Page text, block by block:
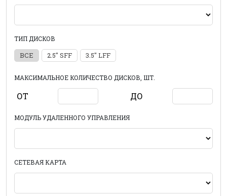
ТИП ДИСКОВ
ВСЕ 2.5" SFF 3.5" LFF
МАКСИМАЛЬНОЕ КОЛИЧЕСТВО ДИСКОВ, ШТ.
ОТ ДО
МОДУЛЬ УДАЛЕННОГО УПРАВЛЕНИЯ
СЕТЕВАЯ КАРТА